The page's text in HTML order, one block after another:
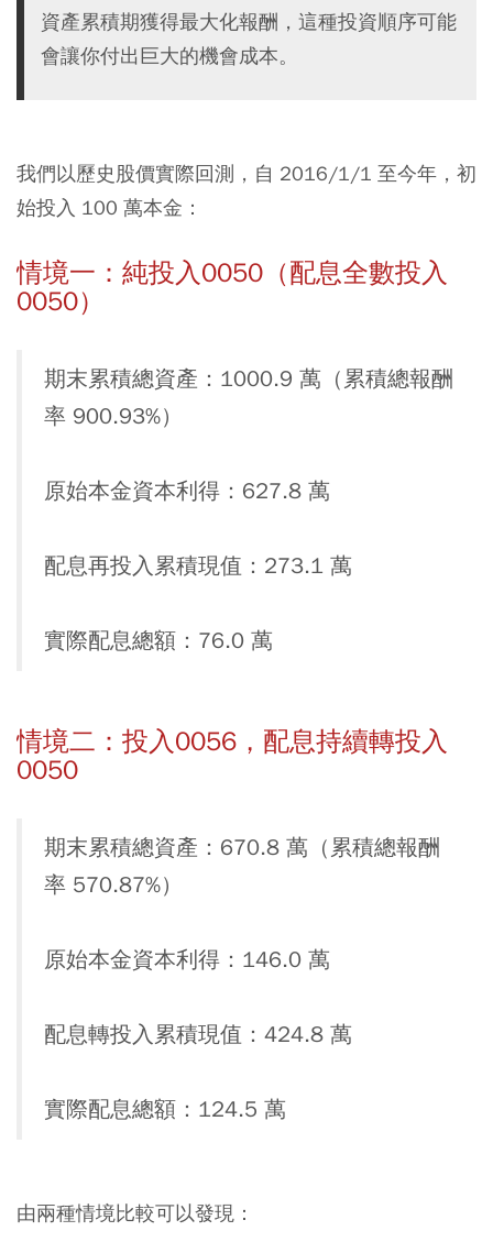
資產累積期獲得最大化報酬，這種投資順序可能
會讓你付出巨大的機會成本。
我們以歷史股價實際回測，自 2016/1/1 至今年，初
始投入 100 萬本金：
情境一：純投入0050（配息全數投入
0050）
期末累積總資產：1000.9 萬（累積總報酬
率 900.93%）
原始本金資本利得：627.8 萬
配息再投入累積現值：273.1 萬
實際配息總額：76.0 萬
情境二：投入0056，配息持續轉投入
0050
期末累積總資產：670.8 萬（累積總報酬
率 570.87%）
原始本金資本利得：146.0 萬
配息轉投入累積現值：424.8 萬
實際配息總額：124.5 萬
由兩種情境比較可以發現：